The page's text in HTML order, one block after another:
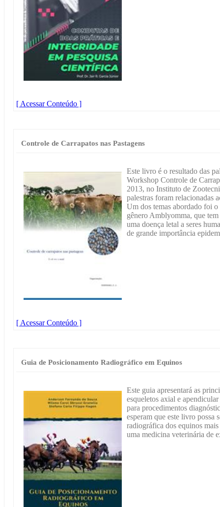
[ Acessar Conteúdo ]
Controle de Carrapatos nas Pastagens
Este livro é o resultado das
Workshop Controle de
2013, no Instituto de
palestras foram relacionadas
Um dos temas abordado foi o
gênero Amblyomma, que
uma doença letal a seres
de grande importância
[ Acessar Conteúdo ]
Guia de Posicionamento Radiográfico em Equinos
Este guia apresentará as
esqueletos axial e
para procedimentos
esperam que este livro possa
radiográfica dos equinos
uma medicina veterinária de